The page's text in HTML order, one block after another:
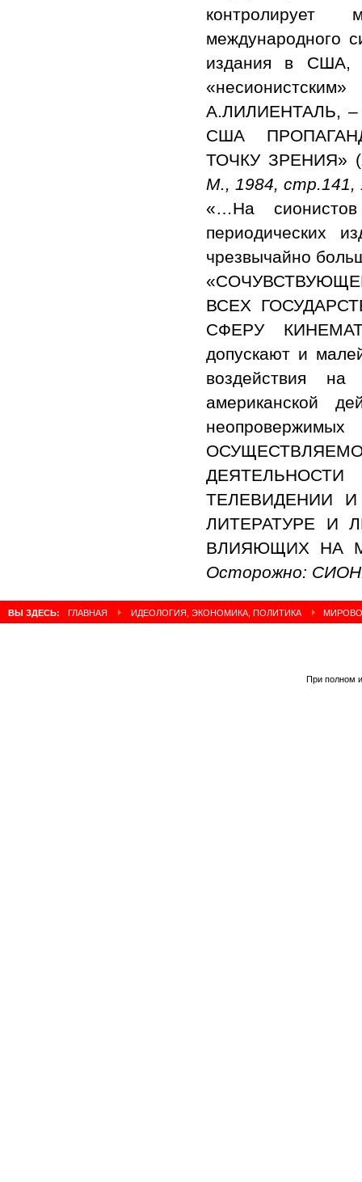
контролирует
международного
издания в США,
А.ЛИЛИЕНТАЛЬ,
США
ТОЧКУ ЗРЕНИЯ» (
М., 1984, стр.141,
«…На
периодических
чрезвычайно
ВСЕХ
СФЕРУ
допускают и
воздействия
американской
ТЕЛЕВИДЕНИИ
ЛИТЕРАТУРЕ И
ВЛИЯЮЩИХ НА
Осторожно:
ВЫ ЗДЕСЬ: ГЛАВНАЯ ИДЕОЛОГИЯ, ЭКОНОМИКА, ПОЛИТИКА
При полном